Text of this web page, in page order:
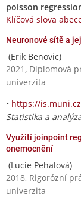
poisson
Klíčová slova
Neuronové sítě a
(Erik Benovic)
2021, Diplomová
univerzita
• https://
Statistika a
Využití joinpoint
onemocnění
(Lucie Pehalová)
2018, Rigorózní
univerzita